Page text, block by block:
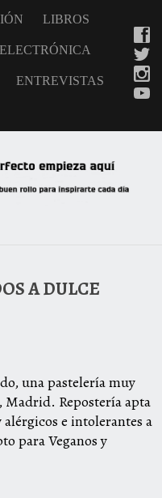
LIBROS
ELECTRÓNICA
ENTREVISTAS
A DULCE
una pastelería muy
Madrid. Repostería apta
e intolerantes a
para Veganos y